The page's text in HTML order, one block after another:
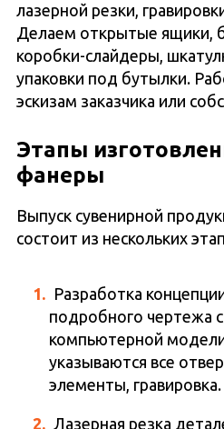
лазерной резки,
Делаем открытые ящики,
коробки-слайдеры,
упаковки под бутылки.
эскизам заказчика или
Этапы
фанеры
Выпуск сувенирной
состоит из нескольких
Разработка
подробного чертежа
компьютерной
указываются все
элементы, гравировка.
Лазерная резка